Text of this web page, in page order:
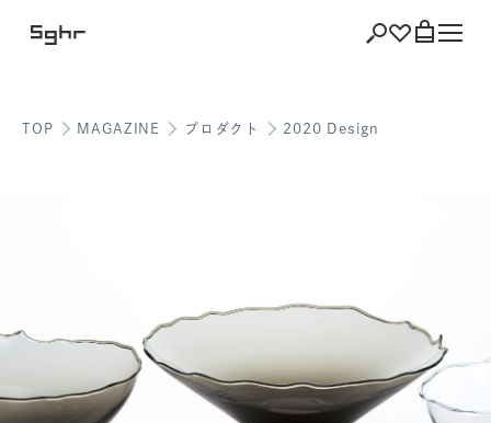
注文履歴
ポイント
TOP MAGAZINE プロダクト 2020 Design